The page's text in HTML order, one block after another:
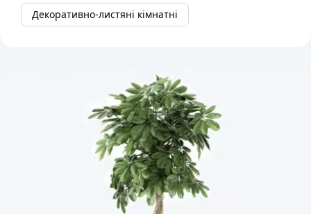
Декоративно-листяні кімнатні